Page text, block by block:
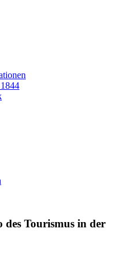
des Tourismus in der